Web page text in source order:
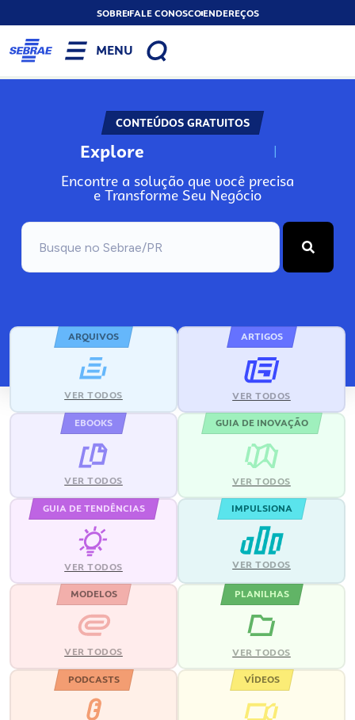
SOBREFALE CONOSCOENDEREÇOS
MENU
CONTEÚDOS GRATUITOS
Explore N
Encontre a solução que você precisa
e Transforme Seu Negócio
ARQUIVOS
VER TODOS
ARTIGOS
VER TODOS
EBOOKS
VER TODOS
GUIA DE INOVAÇÃO
VER TODOS
GUIA DE TENDÊNCIAS
VER TODOS
IMPULSIONA
VER TODOS
MODELOS
VER TODOS
PLANILHAS
VER TODOS
PODCASTS VÍDEOS